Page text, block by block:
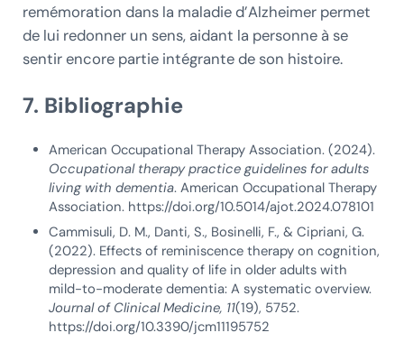
remémoration dans la maladie d’Alzheimer permet
de lui redonner un sens, aidant la personne à se
sentir encore partie intégrante de son histoire.
7. Bibliographie
American Occupational Therapy Association. (2024).
Occupational therapy practice guidelines for adults
living with dementia. American Occupational Therapy
Association. https://doi.org/10.5014/ajot.2024.078101
Cammisuli, D. M., Danti, S., Bosinelli, F., & Cipriani, G.
(2022). Effects of reminiscence therapy on cognition,
depression and quality of life in older adults with
mild-to-moderate dementia: A systematic overview.
Journal of Clinical Medicine, 11(19), 5752.
https://doi.org/10.3390/jcm11195752